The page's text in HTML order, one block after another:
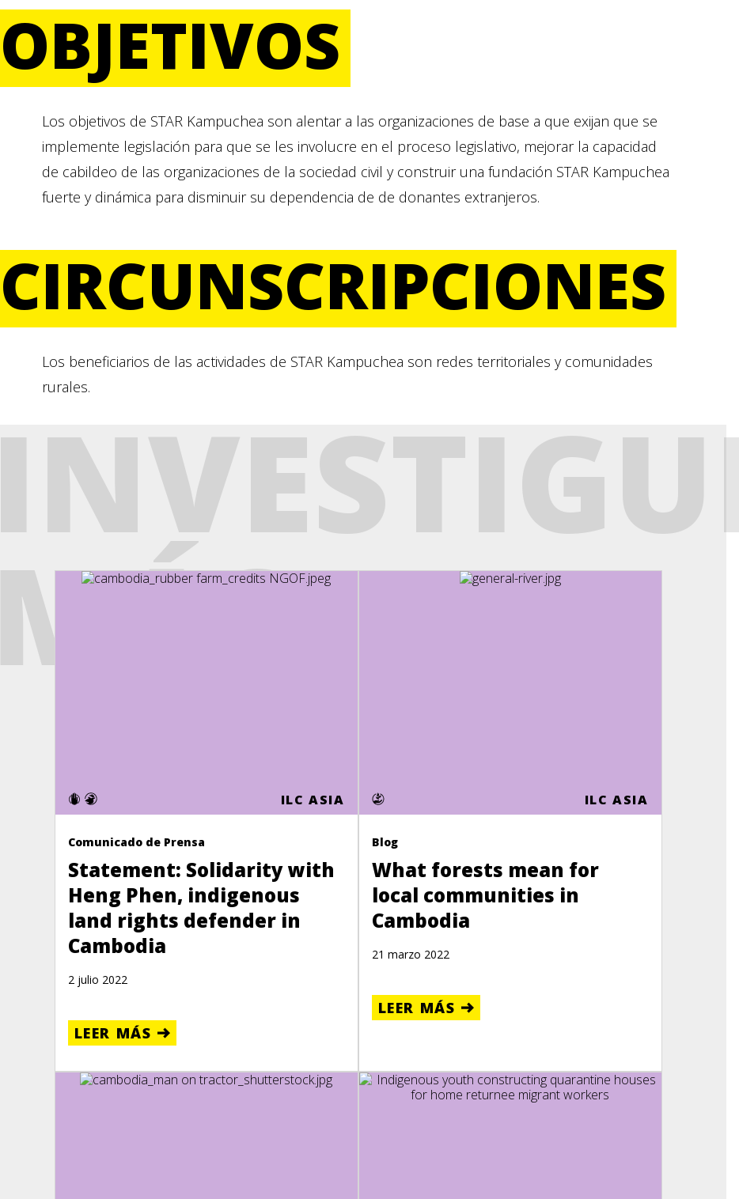
OBJETIVOS
Los objetivos de STAR Kampuchea son alentar a las organizaciones de base a que exijan que se
implemente legislación para que se les involucre en el proceso legislativo, mejorar la capacidad
de cabildeo de las organizaciones de la sociedad civil y construir una fundación STAR Kampuchea
fuerte y dinámica para disminuir su dependencia de de donantes extranjeros.
CIRCUNSCRIPCIONES
Los beneficiarios de las actividades de STAR Kampuchea son redes territoriales y comunidades
rurales.
MÁS
ILC ASIA
Comunicado de Prensa
Statement: Solidarity with
Heng Phen, indigenous
land rights defender in
Cambodia
2 julio 2022
LEER MÁS
ILC ASIA
Blog
What forests mean for
local communities in
Cambodia
21 marzo 2022
LEER MÁS